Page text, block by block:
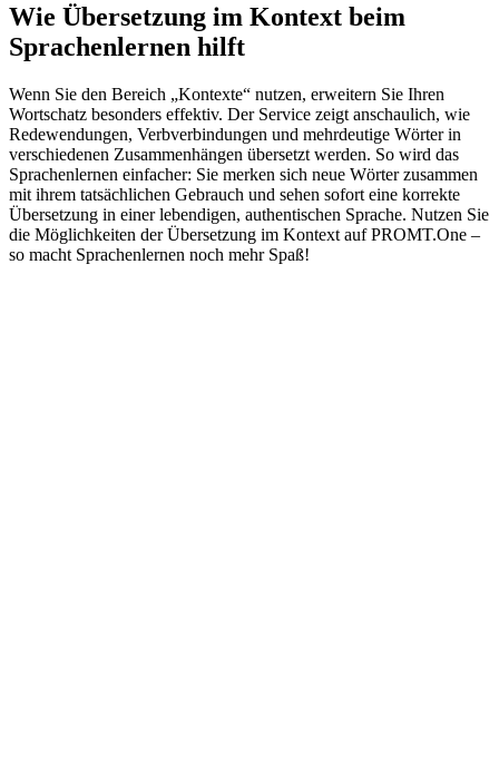
Wie Übersetzung im Kontext beim
Sprachenlernen hilft
Wenn Sie den Bereich „Kontexte“ nutzen, erweitern Sie Ihren
Wortschatz besonders effektiv. Der Service zeigt anschaulich, wie
Redewendungen, Verbverbindungen und mehrdeutige Wörter in
verschiedenen Zusammenhängen übersetzt werden. So wird das
Sprachenlernen einfacher: Sie merken sich neue Wörter zusammen
mit ihrem tatsächlichen Gebrauch und sehen sofort eine korrekte
Übersetzung in einer lebendigen, authentischen Sprache. Nutzen Sie
die Möglichkeiten der Übersetzung im Kontext auf PROMT.One –
so macht Sprachenlernen noch mehr Spaß!